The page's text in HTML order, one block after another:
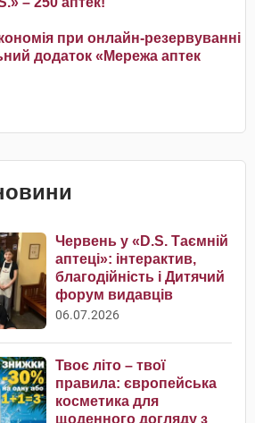
при онлайн-резервуванні
додаток «Мережа аптек
Червень у «D.S. Таємній
аптеці»: інтерактив,
благодійність і Дитячий
форум видавців
06.07.2026
Твоє літо – твої
правила: європейська
косметика для
щоденного догляду з